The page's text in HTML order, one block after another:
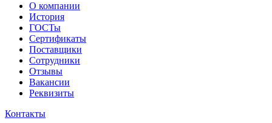
О компании
История
ГОСТы
Сертификаты
Поставщики
Сотрудники
Отзывы
Вакансии
Реквизиты
Контакты